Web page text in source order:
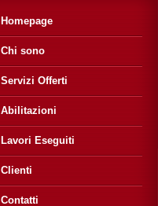
Homepage
Chi sono
Servizi Offerti
Abilitazioni
Lavori Eseguiti
Clienti
Contatti